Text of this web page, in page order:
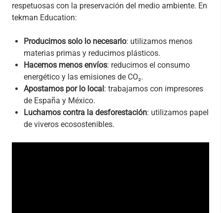
respetuosas con la preservación del medio ambiente. En
tekman Education:
Producimos solo lo necesario: utilizamos menos
materias primas y reducimos plásticos.
Hacemos menos envíos: reducimos el consumo
energético y las emisiones de CO₂.
Apostamos por lo local: trabajamos con impresores
de España y México.
Luchamos contra la desforestación: utilizamos papel
de viveros ecosostenibles.